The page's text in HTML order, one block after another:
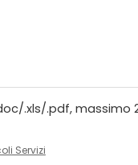
.xls/.pdf, massimo
Servizi